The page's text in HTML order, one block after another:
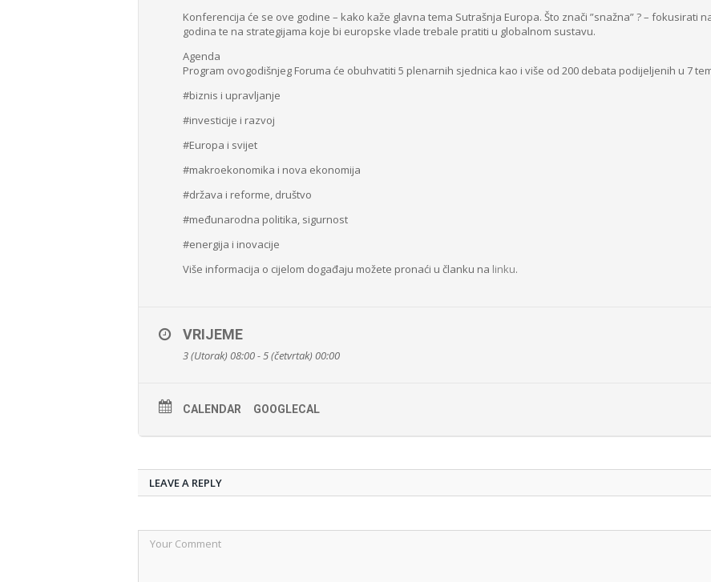
Konferencija će se ove godine – kako kaže glavna tema Sutrašnja Europa. Što znači ”snažna” ? – fokusirati
godina te na strategijama koje bi europske vlade trebale pratiti u globalnom sustavu.
Agenda
Program ovogodišnjeg Foruma će obuhvatiti 5 plenarnih sjednica kao i više od 200 debata podijeljenih u 7
#biznis i upravljanje
#investicije i razvoj
#Europa i svijet
#makroekonomika i nova ekonomija
#država i reforme, društvo
#međunarodna politika, sigurnost
#energija i inovacije
Više informacija o cijelom događaju možete pronaći u članku na linku.
VRIJEME
3 (Utorak) 08:00 - 5 (četvrtak) 00:00
CALENDAR GOOGLECAL
LEAVE A REPLY